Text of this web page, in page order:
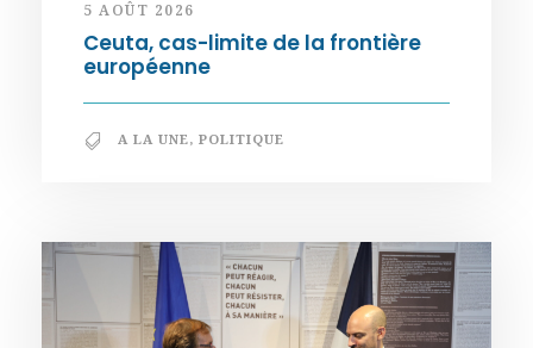
5 AOÛT 2026
Ceuta, cas-limite de la frontière
européenne
A LA UNE, POLITIQUE